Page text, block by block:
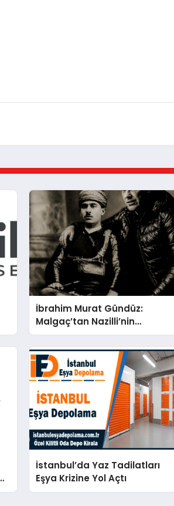
İbrahim Murat Gündüz:
Malgaç’tan Nazilli’nin
Kurtuluşuna Ese Efe’nin İzinde
Bir Ülkücü Duruş
İstanbul’da Yaz Tadilatları
Eşya Krizine Yol Açtı